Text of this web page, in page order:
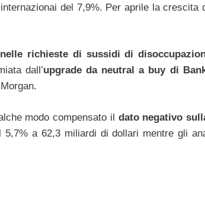
del 7,9%. Per aprile la crescita
richieste di sussidi di
dall’upgrade da neutral a buy di
modo compensato il dato negativo
a 62,3 miliardi di dollari mentre gli